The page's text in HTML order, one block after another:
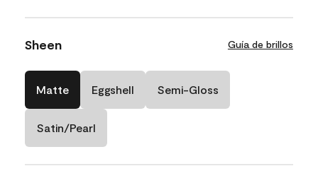
Sheen Guía de brillos
Matte Eggshell Semi-Gloss
Satin/Pearl